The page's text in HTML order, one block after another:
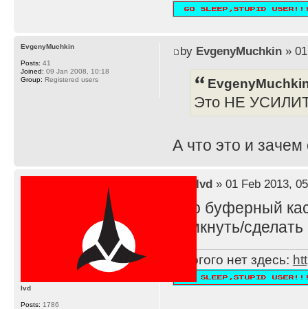
by EvgenyMuchkin» 01
Это НЕ
А что это и
EvgenyMuchkin
Posts: 41
Joined: 09 Jan 2008, 10:18
Group: Registered users
lvd» 01 Feb 2013,
Это буферный
замкнуть/
Многого нет здесь:
lvd
Posts: 1786